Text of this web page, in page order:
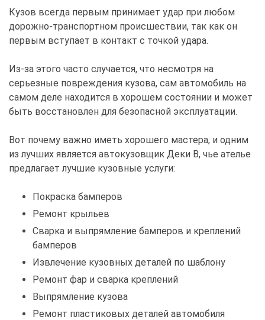
Кузов всегда первым принимает удар при любом
дорожно-транспортном происшествии, так как он
первым вступает в контакт с точкой удара.
Из-за этого часто случается, что несмотря на
серьезные повреждения кузова, сам автомобиль на
самом деле находится в хорошем состоянии и может
быть восстановлен для безопасной эксплуатации.
Вот почему важно иметь хорошего мастера, и одним
из лучших является автокузовщик Деки В, чье ателье
предлагает лучшие кузовные услуги:
Покраска бамперов
Ремонт крыльев
Сварка и выпрямление бамперов и креплений
бамперов
Извлечение кузовных деталей по шаблону
Ремонт фар и сварка креплений
Выпрямление кузова
Ремонт пластиковых деталей автомобиля